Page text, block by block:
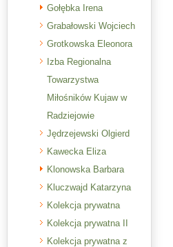
Gołębka Irena
Grabałowski Wojciech
Grotkowska Eleonora
Izba Regionalna
Towarzystwa
Miłośników Kujaw w
Radziejowie
Jędrzejewski Olgierd
Kawecka Eliza
Klonowska Barbara
Kluczwajd Katarzyna
Kolekcja prywatna
Kolekcja prywatna II
Kolekcja prywatna z